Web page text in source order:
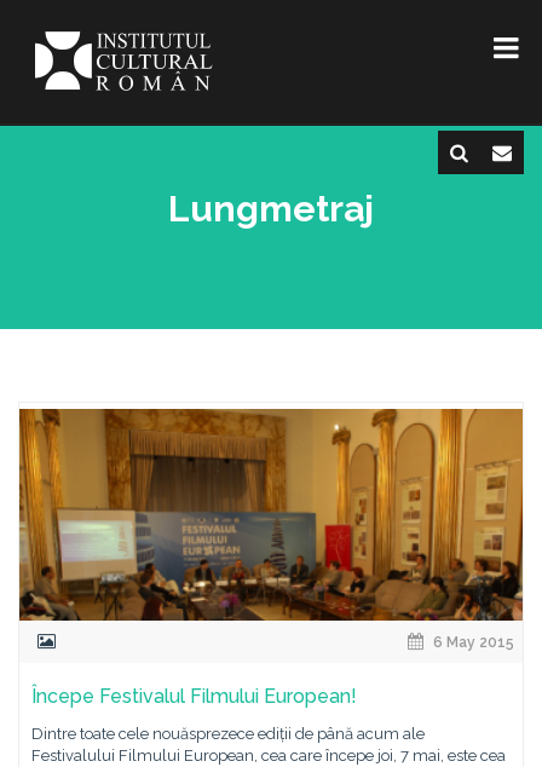
Lungmetraj
6 May 2015
Începe Festivalul Filmului European!
Dintre toate cele nouăsprezece ediții de până acum ale
Festivalului Filmului European, cea care începe joi, 7 mai, este cea